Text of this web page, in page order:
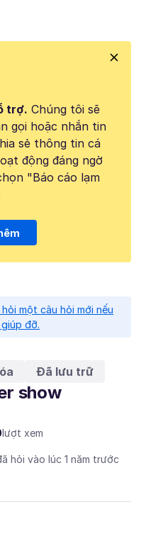
trợ. Chúng tôi sẽ
gọi hoặc nhắn tin
sẻ thông tin cá
động đáng ngờ
"Báo cáo lạm
một câu hỏi mới nếu
đỡ.
Đã lưu trữ
show
lượt xem
hỏi vào lúc 1 năm trước